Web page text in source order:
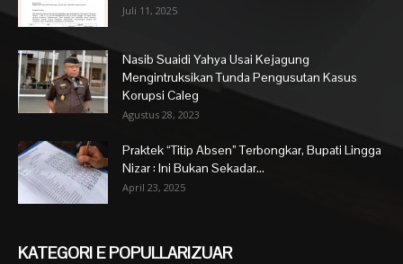
Juli 11, 2025
Nasib Suaidi Yahya Usai Kejagung
Mengintruksikan Tunda Pengusutan Kasus
Korupsi Caleg
Agustus 28, 2023
Praktek “Titip Absen” Terbongkar, Bupati Lingga
Nizar : Ini Bukan Sekadar...
April 23, 2025
KATEGORI E POPULLARIZUAR